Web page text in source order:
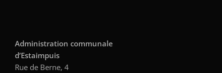
Administration communale
d’Estaimpuis
Rue de Berne, 4